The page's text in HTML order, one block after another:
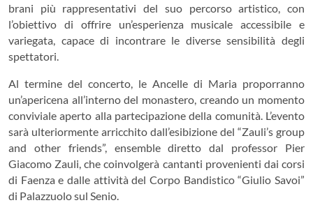
brani più rappresentativi del suo percorso artistico, con
l’obiettivo di offrire un’esperienza musicale accessibile e
variegata, capace di incontrare le diverse sensibilità degli
spettatori.
Al termine del concerto, le Ancelle di Maria proporranno
un’apericena all’interno del monastero, creando un momento
conviviale aperto alla partecipazione della comunità. L’evento
sarà ulteriormente arricchito dall’esibizione del “Zauli’s group
and other friends”, ensemble diretto dal professor Pier
Giacomo Zauli, che coinvolgerà cantanti provenienti dai corsi
di Faenza e dalle attività del Corpo Bandistico “Giulio Savoi”
di Palazzuolo sul Senio.